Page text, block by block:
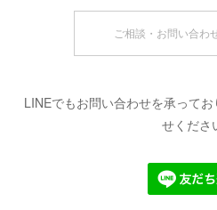
ご相談・お問い合わ
LINEでもお問い合わせを承って
せくださ